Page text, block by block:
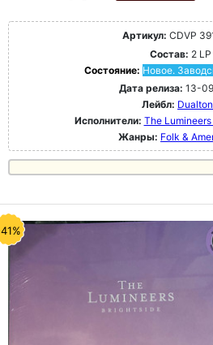
Артикул: CDVP
Состав: 2 LP
Состояние: Новое.
Дата релиза: 13-
Лейбл:
Исполнители: The
Жанры: Folk &